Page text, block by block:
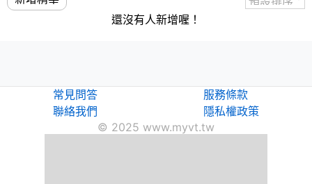
還沒有人新增喔！
常見問答
聯絡我們
服務條款
隱私權政策
© 2025 www.myvt.tw